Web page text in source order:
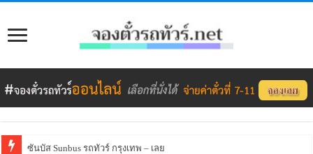
ซันบัส Sunbus รถทัวร์ กรุงเทพ – เลย